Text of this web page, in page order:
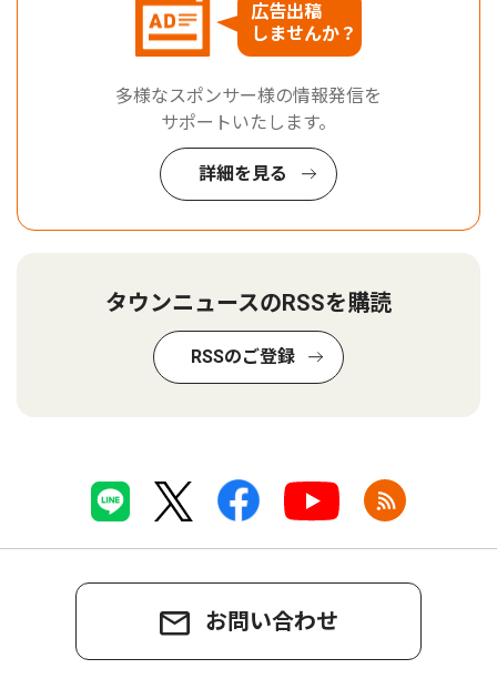
広告出稿
しませんか？
多様なスポンサー様の情報発信を
サポートいたします。
詳細を見る
タウンニュースのRSSを購読
RSSのご登録
お問い合わせ